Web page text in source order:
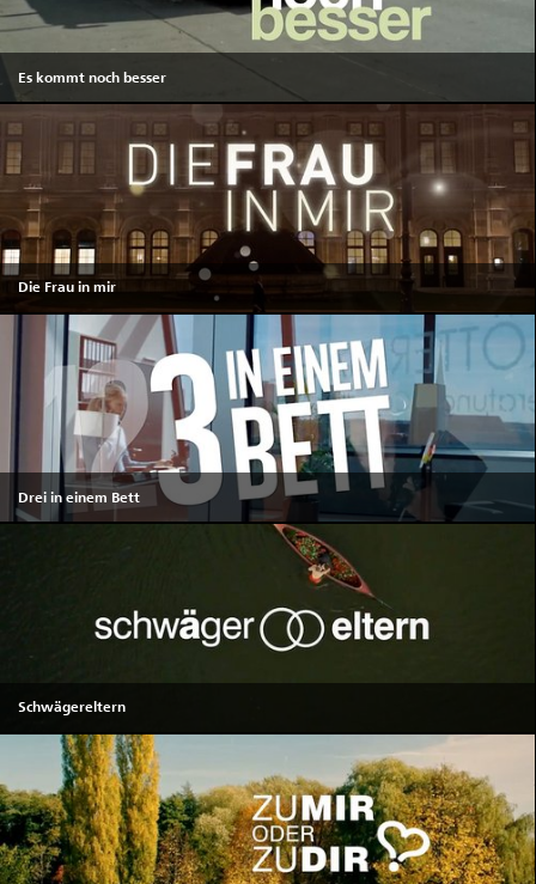
Es kommt noch besser
Die Frau in mir
Drei in einem Bett
Schwägereltern